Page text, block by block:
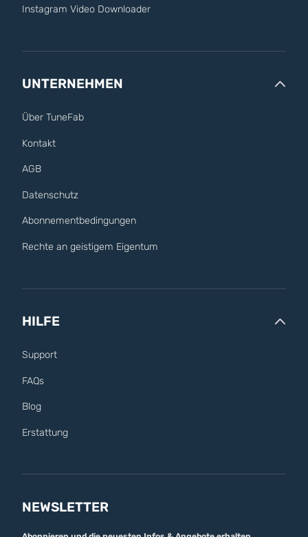
Instagram Video Downloader
UNTERNEHMEN
Über TuneFab
Kontakt
AGB
Datenschutz
Abonnementbedingungen
Rechte an geistigem Eigentum
HILFE
Support
FAQs
Blog
Erstattung
NEWSLETTER